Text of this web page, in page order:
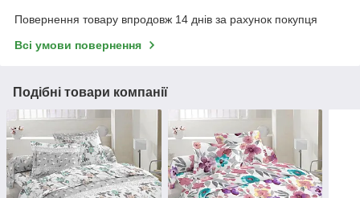
Повернення товару впродовж 14 днів за рахунок покупця
Всі умови повернення
Подібні товари компанії